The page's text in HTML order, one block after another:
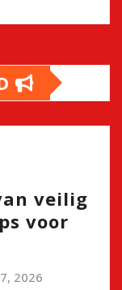
veilig
voor
2026